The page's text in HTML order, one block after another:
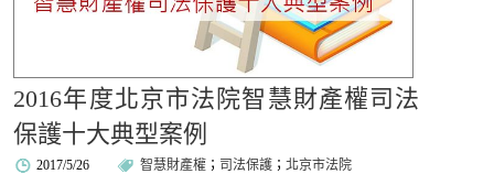
2016年度北京市法院智慧財產權司法
保護十大典型案例
2017/5/26 智慧財產權 ； 司法保護 ；北京市法院